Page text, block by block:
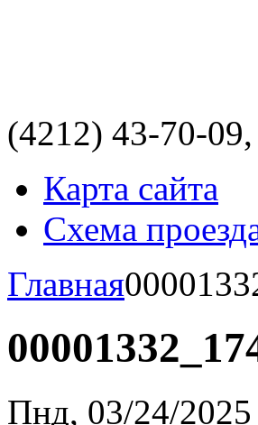
(4212) 43-70-
Карта сайта
Схема
Главная
Пнд, 03/24/